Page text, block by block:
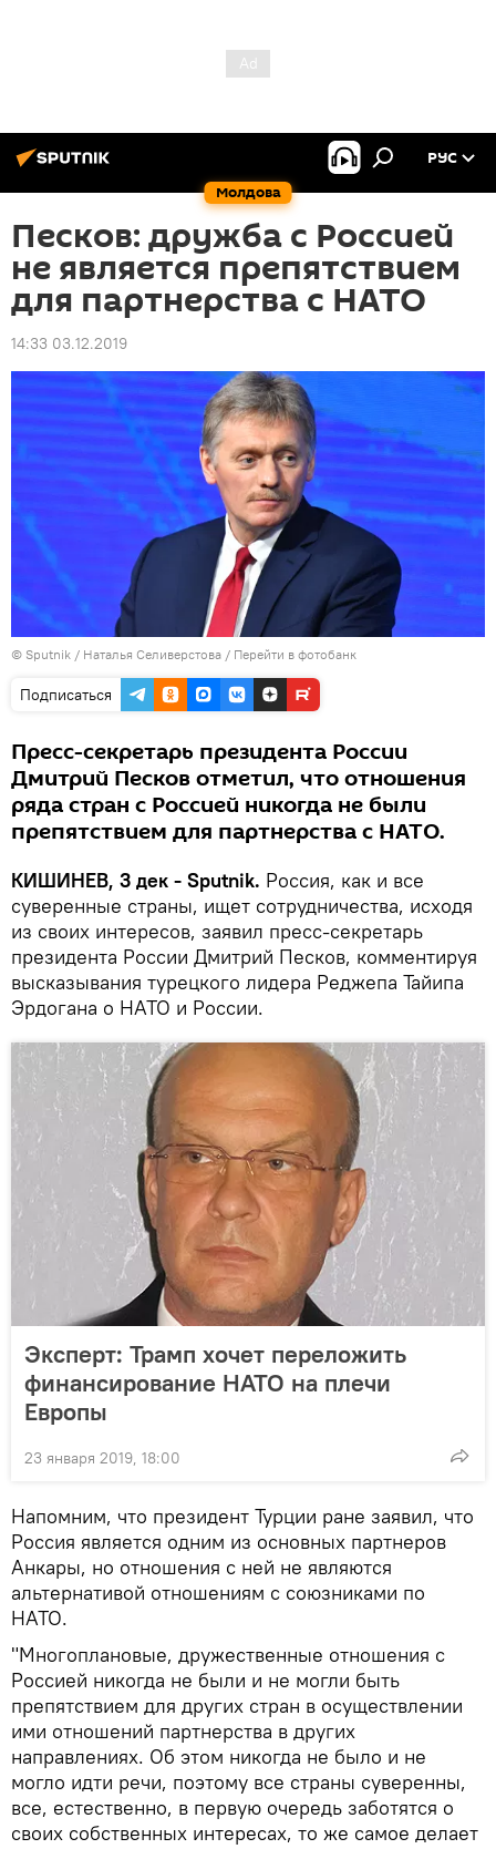
Молдова
РУС
Песков: дружба с Россией
не является препятствием
для партнерства с НАТО
14:33 03.12.2019
© Sputnik / Наталья Селиверстова / Перейти в фотобанк
Подписаться
Пресс-секретарь президента России
Дмитрий Песков отметил, что отношения
ряда стран с Россией никогда не были
препятствием для партнерства с НАТО.
КИШИНЕВ, 3 дек - Sputnik. Россия, как и все
суверенные страны, ищет сотрудничества, исходя
из своих интересов, заявил пресс-секретарь
президента России Дмитрий Песков, комментируя
высказывания турецкого лидера Реджепа Тайипа
Эрдогана о НАТО и России.
Эксперт: Трамп хочет переложить
финансирование НАТО на плечи
Европы
23 января 2019, 18:00
Напомним, что президент Турции ране заявил, что
Россия является одним из основных партнеров
Анкары, но отношения с ней не являются
альтернативой отношениям с союзниками по
НАТО.
"Многоплановые, дружественные отношения с
Россией никогда не были и не могли быть
препятствием для других стран в осуществлении
ими отношений партнерства в других
направлениях. Об этом никогда не было и не
могло идти речи, поэтому все страны суверенны,
все, естественно, в первую очередь заботятся о
своих собственных интересах, то же самое делает